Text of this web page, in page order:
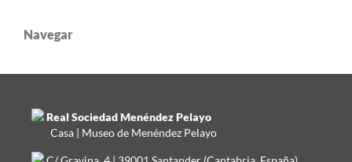
Navegar
Real Sociedad Menéndez Pelayo
Casa | Museo de Menéndez Pelayo